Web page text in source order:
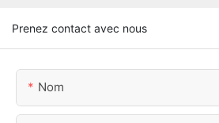
Prenez contact avec nous
Nom